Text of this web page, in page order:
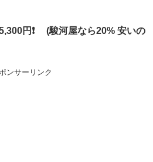
円❗ (駿河屋なら20% 安いの
ンサーリンク